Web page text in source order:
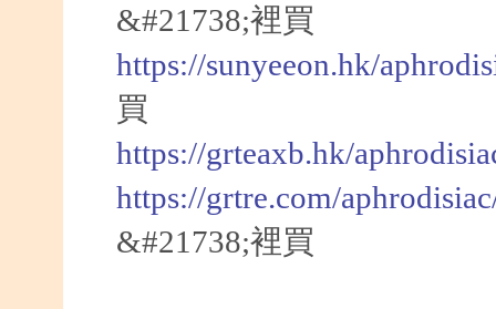
&#21738;裡買
https://sunyeeon.hk/
買
https://grteaxb.hk/
https://grtre.com/
&#21738;裡買